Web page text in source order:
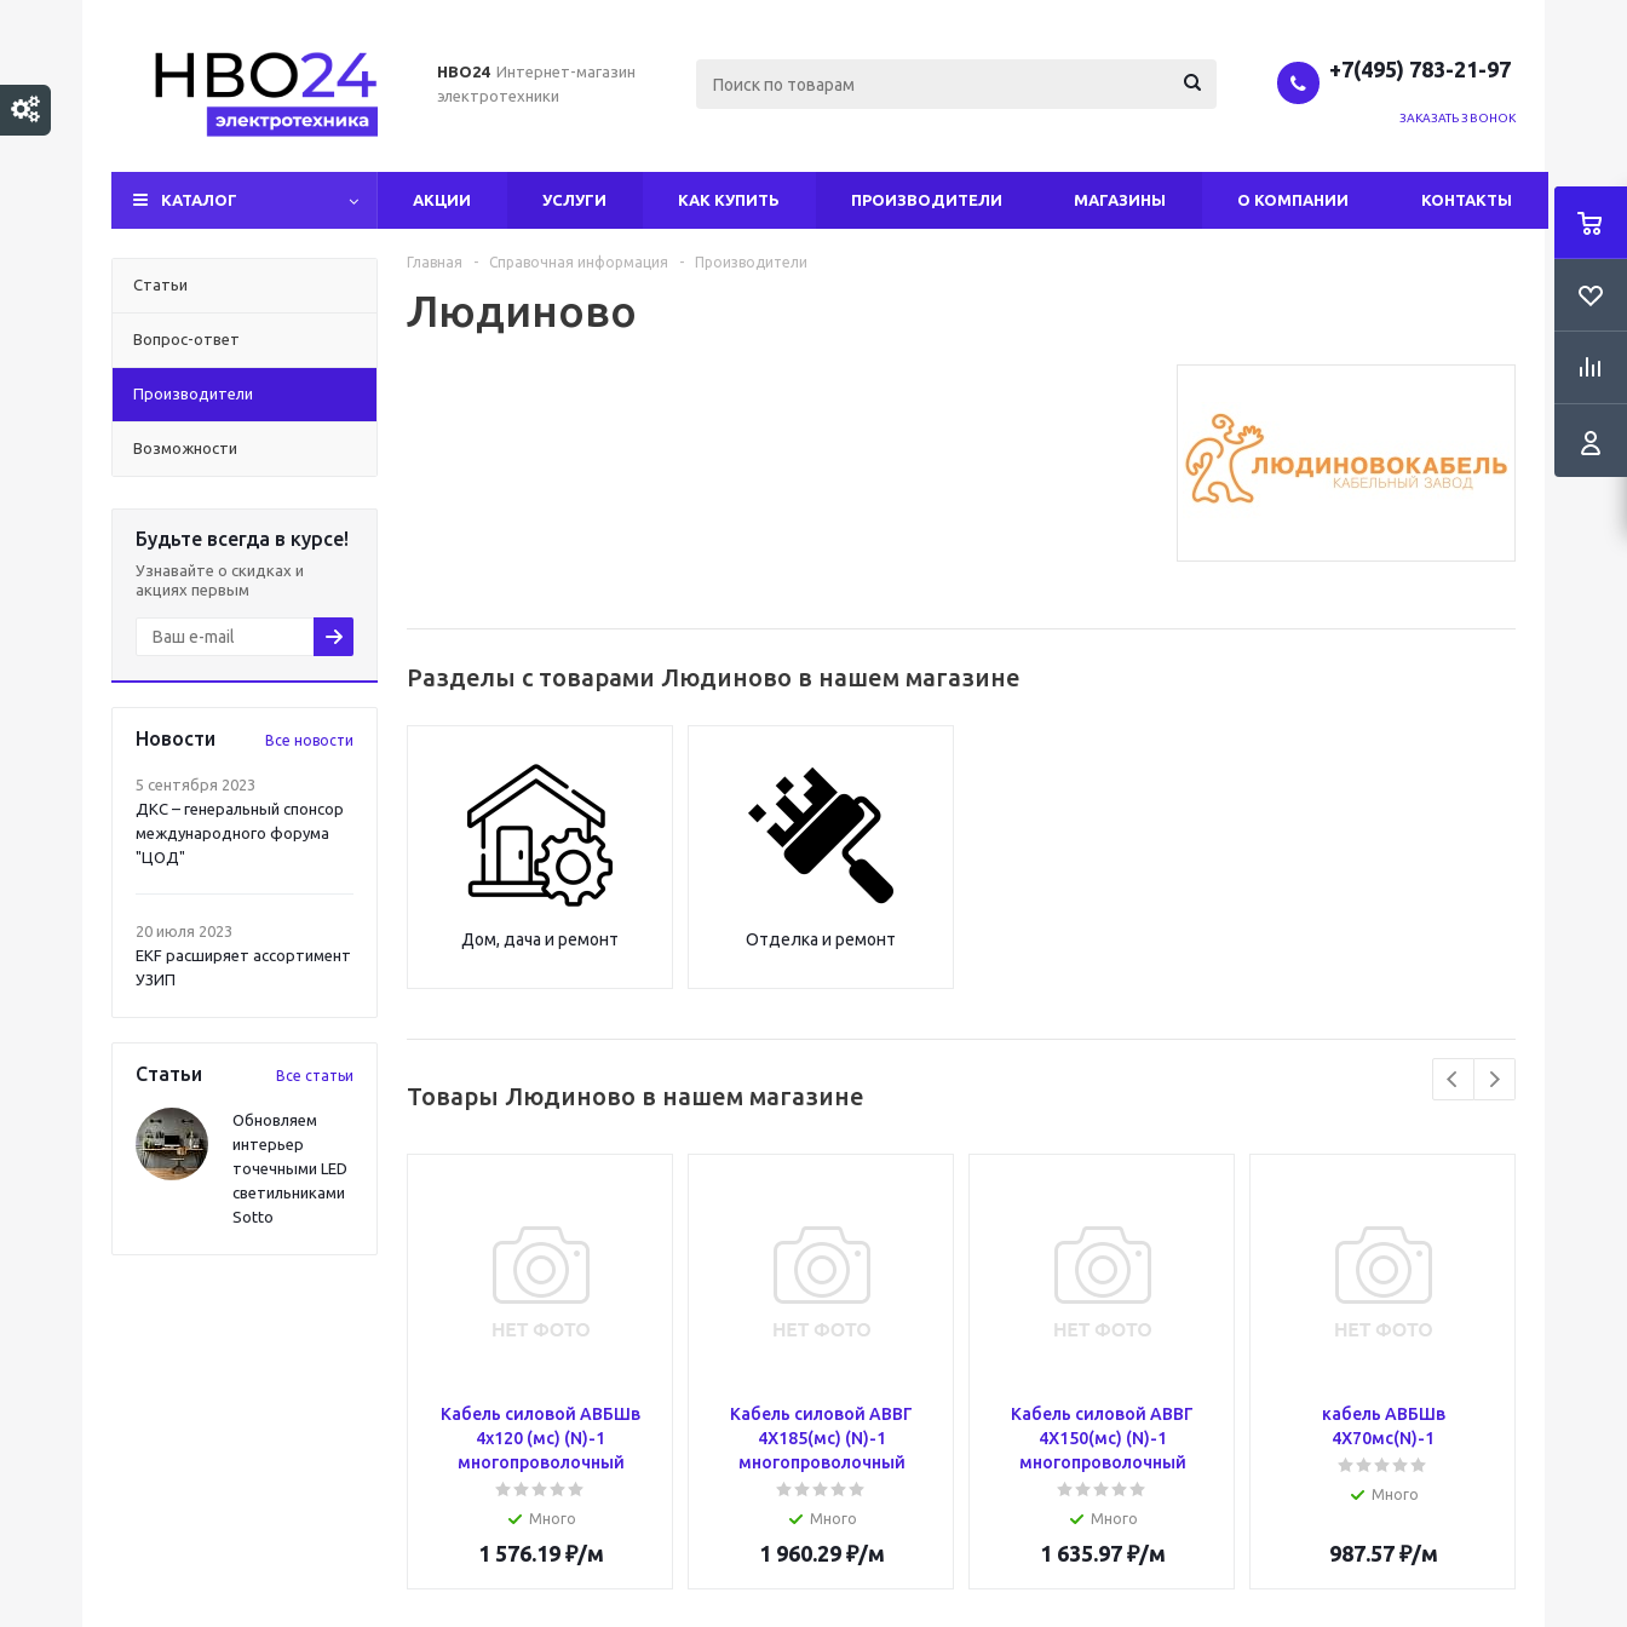
НВО24 Интернет-магазин
электротехники
+7(495) 783-21-97
ЗАКАЗАТЬ ЗВОНОК
КАТАЛОГ АКЦИИ УСЛУГИ КАК КУПИТЬ ПРОИЗВОДИТЕЛИ МАГАЗИНЫ О КОМПАНИИ КОНТАКТЫ
Статьи
Вопрос-ответ
Производители
Возможности
Будьте всегда в курсе!
Узнавайте о скидках и
акциях первым
Новости Все новости
5 сентября 2023
ДКС – генеральный спонсор
международного форума
"ЦОД"
20 июля 2023
EKF расширяет ассортимент
УЗИП
Статьи Все статьи
Обновляем
интерьер
точечными LED
светильниками
Sotto
Главная - Справочная информация - Производители
Людиново
Разделы с товарами Людиново в нашем магазине
Дом, дача и ремонт Отделка и ремонт
Товары Людиново в нашем магазине
Кабель силовой АВБШв
4х120 (мс) (N)-1
многопроволочный
Много
1 576.19₽/м
Кабель силовой АВВГ
4Х185(мс) (N)-1
многопроволочный
Много
1 960.29₽/м
Кабель силовой АВВГ
4Х150(мс) (N)-1
многопроволочный
Много
1 635.97₽/м
кабель АВБШв
4Х70мс(N)-1
Много
987.57₽/м